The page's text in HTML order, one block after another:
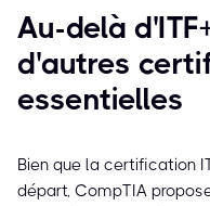
Au-delà
d'autres
essentielles
Bien que la certification
départ, CompTIA